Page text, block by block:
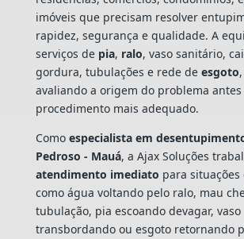
imóveis que precisam resolver
rapidez, segurança e qualidade. A
serviços de pia, ralo, vaso sanitário,
gordura, tubulações e rede de esgoto
avaliando a origem do problema
procedimento mais adequado.
Como especialista em
Pedroso - Mauá, a Ajax Soluções
atendimento imediato para
como água voltando pelo ralo, mau
tubulação, pia escoando devagar, vaso
transbordando ou esgoto retornando